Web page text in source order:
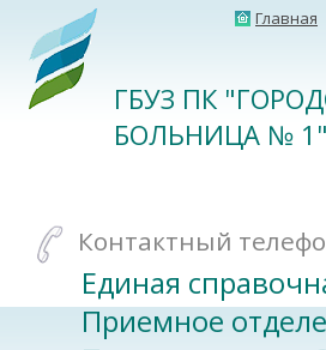
Главная
ГБУЗ ПК
БОЛЬНИЦА № 1"
Контактный
Единая
Приемное